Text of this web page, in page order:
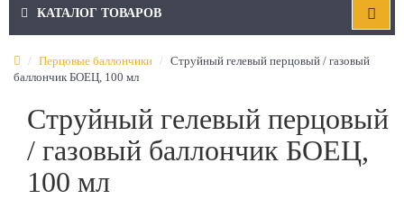
КАТАЛОГ ТОВАРОВ
Перцовые баллончики
Струйный гелевый перцовый / газовый
баллончик БОЕЦ, 100 мл
Струйный гелевый перцовый
/ газовый баллончик БОЕЦ,
100 мл